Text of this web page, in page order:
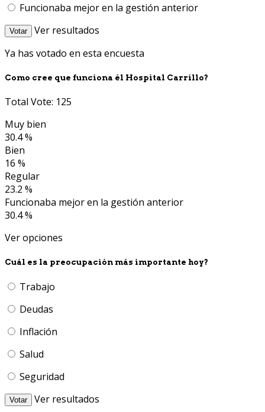
Funcionaba mejor en la gestión anterior
Votar
Ver resultados
Ya has votado en esta encuesta
Como cree que funciona él Hospital Carrillo?
Total Vote: 125
Muy bien
30.4 %
Bien
16 %
Regular
23.2 %
Funcionaba mejor en la gestión anterior
30.4 %
Ver opciones
Cuál es la preocupación más importante hoy?
Trabajo
Deudas
Inflación
Salud
Seguridad
Votar
Ver resultados